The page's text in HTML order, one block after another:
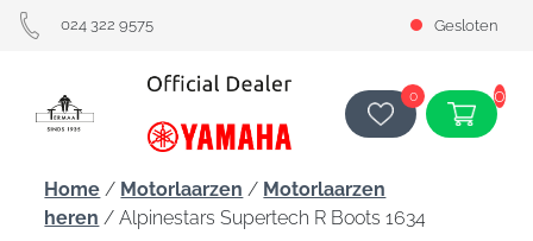
024 322 9575 Gesloten
0 0
Home / Motorlaarzen / Motorlaarzen
heren / Alpinestars Supertech R Boots 1634